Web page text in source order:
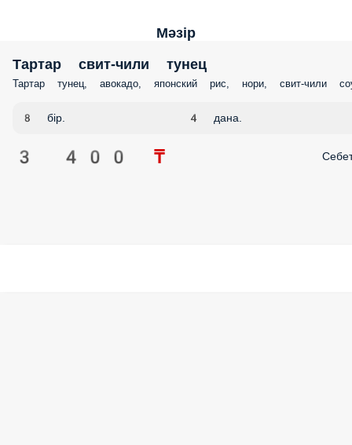
Мәзір
Тартар свит-чили тунец
Тартар тунец, авокадо, японский рис, нори, свит-чили соус.
8 бір. 4 дана.
3 400 ₸